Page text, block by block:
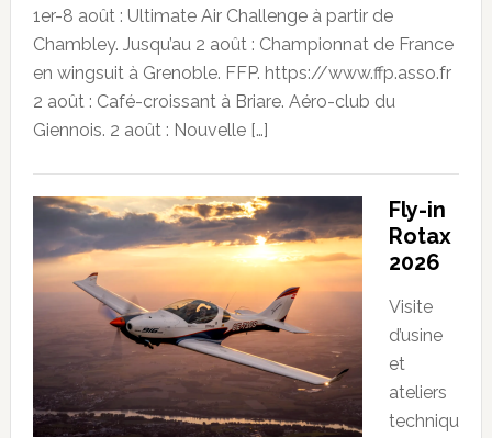
1er-8 août : Ultimate Air Challenge à partir de
Chambley. Jusqu’au 2 août : Championnat de France
en wingsuit à Grenoble. FFP. https://www.ffp.asso.fr
2 août : Café-croissant à Briare. Aéro-club du
Giennois. 2 août : Nouvelle […]
Fly-in
Rotax
2026
Visite
d’usine
et
ateliers
techniqu